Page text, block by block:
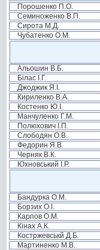
Порошенко П.О.
Семиноженко В.П.
Сирота М.Д.
Чубатенко О.М.
Альошин В.Б.
Білас І.Г.
Джоджик Я.І.
Кириленко В.А.
Костенко Ю.І.
Манчуленко Г.М.
Полюхович І.П.
Слободян О.В.
Федорин Я.В.
Черняк В.К.
Юхновський І.Р.
Бандурка О.М.
Борзих О.І.
Карпов О.М.
Кінах А.К.
Костржевськй Д.Б.
Мартиненко М.В.